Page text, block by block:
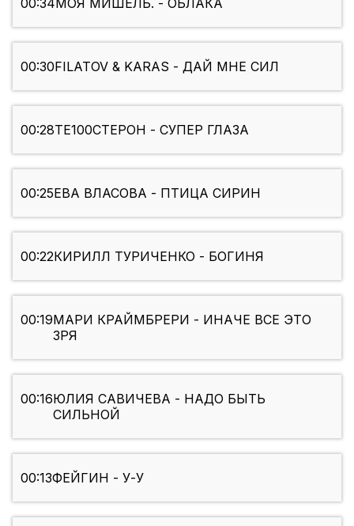
00:34МОЯ МИШЕЛЬ. - ОБЛАКА
00:30FILATOV & KARAS - ДАЙ МНЕ СИЛ
00:28ТЕ100СТЕРОН - СУПЕР ГЛАЗА
00:25ЕВА ВЛАСОВА - ПТИЦА СИРИН
00:22КИРИЛЛ ТУРИЧЕНКО - БОГИНЯ
00:19МАРИ КРАЙМБРЕРИ - ИНАЧЕ ВСЕ ЭТО
ЗРЯ
00:16ЮЛИЯ САВИЧЕВА - НАДО БЫТЬ
СИЛЬНОЙ
00:13ФЕЙГИН - У-У